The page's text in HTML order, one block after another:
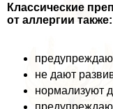
Классические
от аллергии также:
не дают
нормализуют